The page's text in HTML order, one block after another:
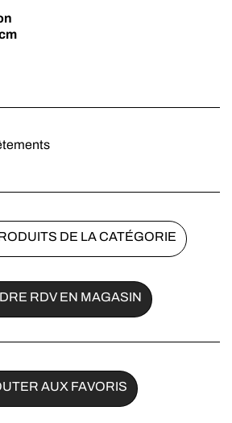
DE LA CATÉGORIE
RDV EN MAGASIN
AUX FAVORIS